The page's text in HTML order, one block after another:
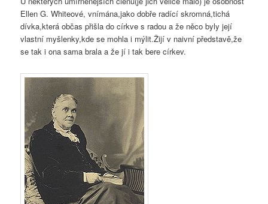
Ellen G. Whiteové, vnímána,jako dobře radící skromná,tichá
dívka,která občas přišla do církve s radou a že něco byly její
vlastní myšlenky,kde se mohla i mýlit.Žijí v naivní představě,že
se tak i ona sama brala a že jí i tak bere církev.